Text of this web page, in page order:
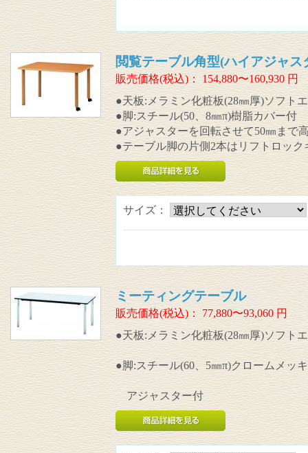
閲覧テーブル角型(ハイアジャス
販売価格(税込)： 154,880〜160,930円
●天板:メラミン化粧板(28㎜厚)ソフト
●脚:スチール(50、8㎜π)樹脂カバー付
●アジャスターを回転させて50㎜まで
●テーブル脚の片側2本はリフトロック
サイズ：
ミーティングテーブル
販売価格(税込)： 77,880〜93,060円
●天板:メラミン化粧板(28㎜厚)ソフト
●脚:スチール(60、5㎜π)クロームメッキ
アジャスター付